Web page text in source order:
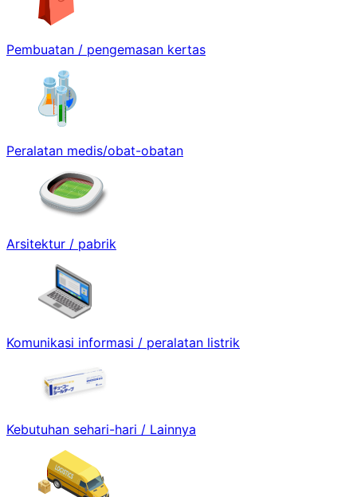
Pembuatan / pengemasan kertas
Peralatan medis/obat-obatan
Arsitektur / pabrik
Komunikasi informasi / peralatan listrik
Kebutuhan sehari-hari / Lainnya